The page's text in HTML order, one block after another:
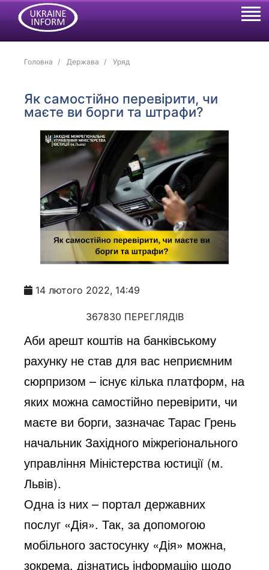
Головна Держава Уряд
Як самостійно перевірити, чи
маєте ви борги та штрафи?
14 лютого 2022, 14:49
367830 ПЕРЕГЛЯДІВ
Аби арешт коштів на банківському
рахунку не став для вас неприємним
сюрпризом – існує кілька платформ, на
яких можна самостійно перевірити, чи
маєте ви борги, зазначає Тарас Грень
начальник Західного міжрегіонального
управління Міністерства юстиції (м.
Львів).
Одна із них – портал державних
послуг «Дія». Так, за допомогою
мобільного застосунку «Дія» можна,
зокрема, дізнатись інформацію щодо